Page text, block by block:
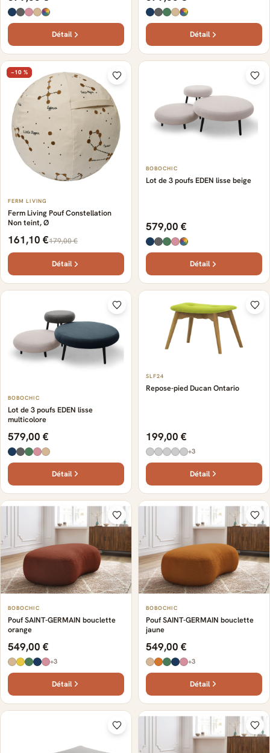
Détail Détail
−10 %
FERM LIVING
Ferm Living Pouf Constellation
Non teint, Ø
161,10 €179,00 €
Détail
BOBOCHIC
Lot de 3 poufs EDEN lisse beige
579,00 €
Détail
BOBOCHIC
Lot de 3 poufs EDEN lisse
multicolore
579,00 €
Détail
SLF24
Repose-pied Ducan Ontario
199,00 €
+3
Détail
BOBOCHIC
Pouf SAINT-GERMAIN bouclette
orange
549,00 €
+3
Détail
BOBOCHIC
Pouf SAINT-GERMAIN bouclette
jaune
549,00 €
+3
Détail